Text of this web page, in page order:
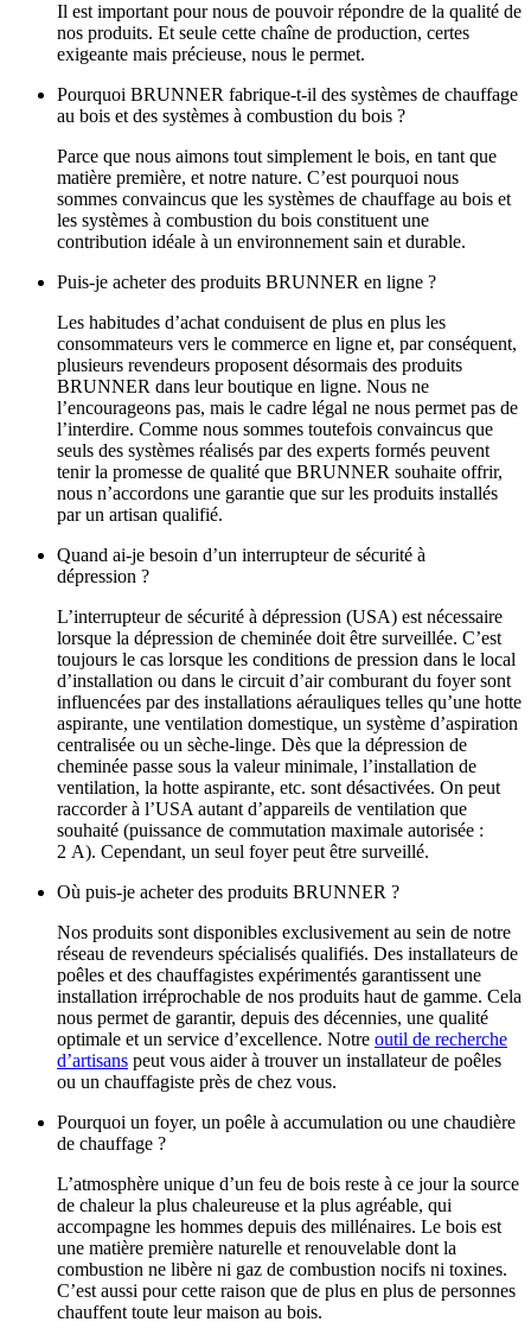
Il est important pour nous de pouvoir répondre de la qualité de
nos produits. Et seule cette chaîne de production, certes
exigeante mais précieuse, nous le permet.
Pourquoi BRUNNER fabrique-t-il des systèmes de chauffage
au bois et des systèmes à combustion du bois ?
Parce que nous aimons tout simplement le bois, en tant que
matière première, et notre nature. C’est pourquoi nous
sommes convaincus que les systèmes de chauffage au bois et
les systèmes à combustion du bois constituent une
contribution idéale à un environnement sain et durable.
Puis-je acheter des produits BRUNNER en ligne ?
Les habitudes d’achat conduisent de plus en plus les
consommateurs vers le commerce en ligne et, par conséquent,
plusieurs revendeurs proposent désormais des produits
BRUNNER dans leur boutique en ligne. Nous ne
l’encourageons pas, mais le cadre légal ne nous permet pas de
l’interdire. Comme nous sommes toutefois convaincus que
seuls des systèmes réalisés par des experts formés peuvent
tenir la promesse de qualité que BRUNNER souhaite offrir,
nous n’accordons une garantie que sur les produits installés
par un artisan qualifié.
Quand ai‑je besoin d’un interrupteur de sécurité à
dépression ?
L’interrupteur de sécurité à dépression (USA) est nécessaire
lorsque la dépression de cheminée doit être surveillée. C’est
toujours le cas lorsque les conditions de pression dans le local
d’installation ou dans le circuit d’air comburant du foyer sont
influencées par des installations aérauliques telles qu’une hotte
aspirante, une ventilation domestique, un système d’aspiration
centralisée ou un sèche‑linge. Dès que la dépression de
cheminée passe sous la valeur minimale, l’installation de
ventilation, la hotte aspirante, etc. sont désactivées. On peut
raccorder à l’USA autant d’appareils de ventilation que
souhaité (puissance de commutation maximale autorisée :
2 A). Cependant, un seul foyer peut être surveillé.
Où puis‑je acheter des produits BRUNNER ?
Nos produits sont disponibles exclusivement au sein de notre
réseau de revendeurs spécialisés qualifiés. Des installateurs de
poêles et des chauffagistes expérimentés garantissent une
installation irréprochable de nos produits haut de gamme. Cela
nous permet de garantir, depuis des décennies, une qualité
optimale et un service d’excellence. Notre outil de recherche
d’artisans peut vous aider à trouver un installateur de poêles
ou un chauffagiste près de chez vous.
Pourquoi un foyer, un poêle à accumulation ou une chaudière
de chauffage ?
L’atmosphère unique d’un feu de bois reste à ce jour la source
de chaleur la plus chaleureuse et la plus agréable, qui
accompagne les hommes depuis des millénaires. Le bois est
une matière première naturelle et renouvelable dont la
combustion ne libère ni gaz de combustion nocifs ni toxines.
C’est aussi pour cette raison que de plus en plus de personnes
chauffent toute leur maison au bois.